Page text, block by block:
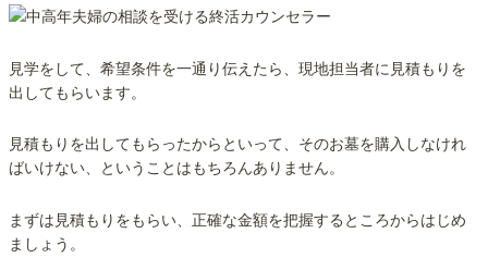
見学をして、希望条件を一通り伝えたら、現地担当者に見積もりを
出してもらいます。
見積もりを出してもらったからといって、そのお墓を購入しなけれ
ばいけない、ということはもちろんありません。
まずは見積もりをもらい、正確な金額を把握するところからはじめ
ましょう。